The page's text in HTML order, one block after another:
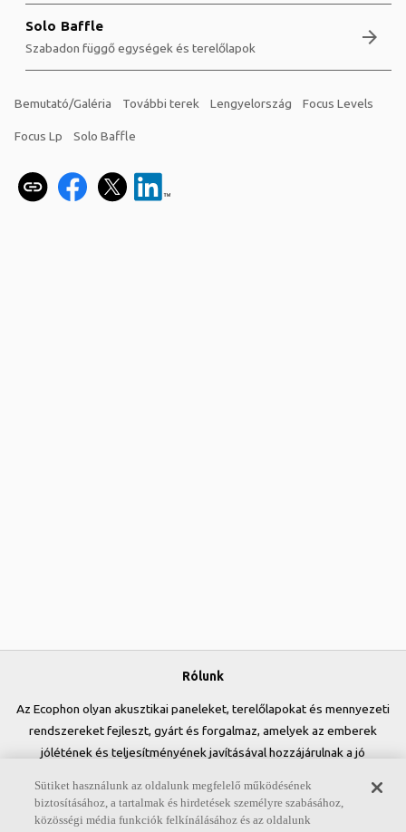
Solo Baffle
Szabadon függő egységek és terelőlapok arrow_forward
Bemutató/Galéria További terek Lengyelország Focus Levels
Focus Lp Solo Baffle
Rólunk
Az Ecophon olyan akusztikai paneleket, terelőlapokat és mennyezeti
rendszereket fejleszt, gyárt és forgalmaz, amelyek az emberek
jólétének és teljesítményének javításával hozzájárulnak a jó
people” minden tevékenységünkben központi szerepet játszik.
Kövessen minket
Sütiket használunk az oldalunk megfelelő működésének
biztosításához, a tartalmak és hirdetések személyre szabásához,
közösségi média funkciók felkínálásához és az oldalunk